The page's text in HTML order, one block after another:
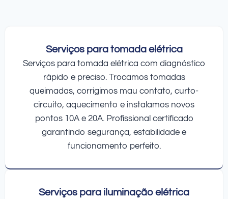
Serviços para tomada elétrica
Serviços para tomada elétrica com diagnóstico
rápido e preciso. Trocamos tomadas
queimadas, corrigimos mau contato, curto-
circuito, aquecimento e instalamos novos
pontos 10A e 20A. Profissional certificado
garantindo segurança, estabilidade e
funcionamento perfeito.
Serviços para iluminação elétrica